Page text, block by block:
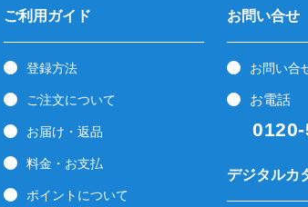
ご利用ガイド
登録方法
ご注文について
お届け・返品
料金・お支払
ポイントについて
お問い合せ
お問い合
お電話
0120-
デジタルカ